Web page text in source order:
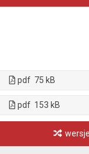
pdf 75 kB
pdf 153 kB
wersje